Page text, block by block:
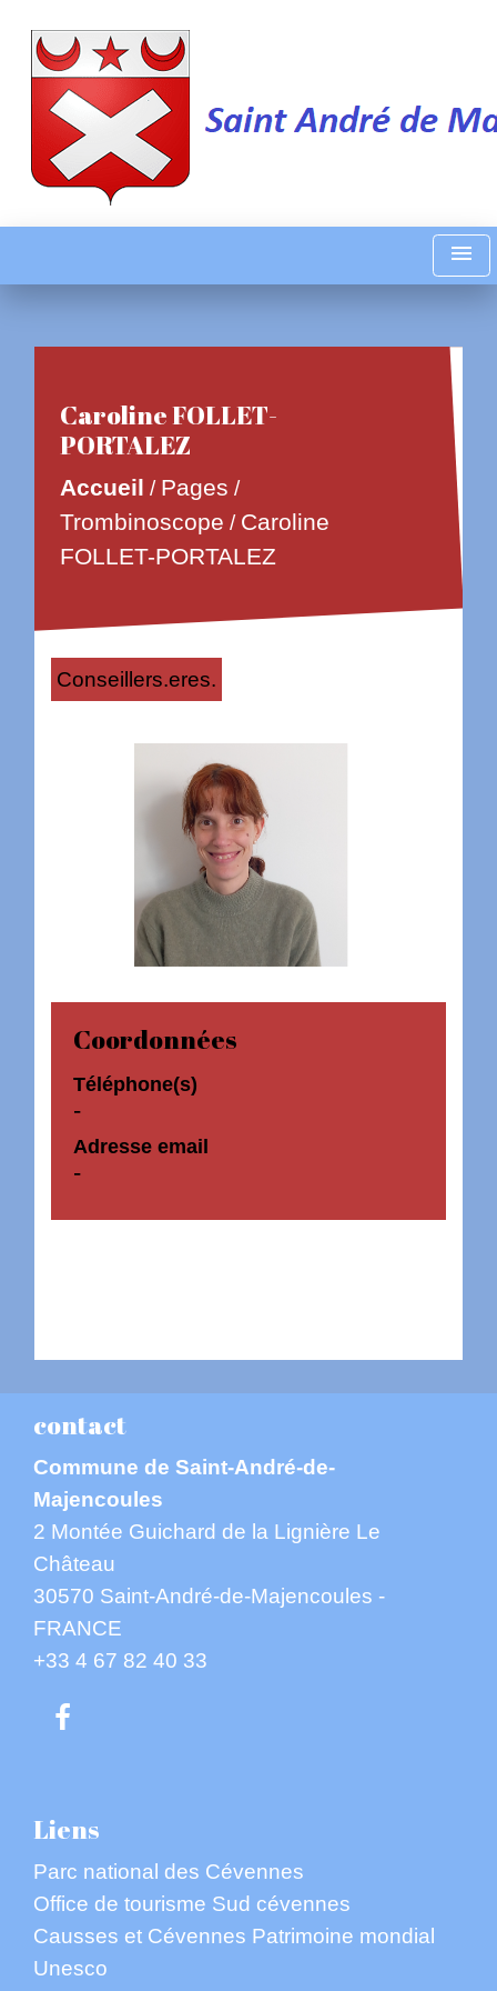
menu
Caroline FOLLET-
PORTALEZ
Accueil / Pages /
Trombinoscope / Caroline
FOLLET-PORTALEZ
Conseillers.eres.
Coordonnées
Téléphone(s)
-
Adresse email
-
contact
Commune de Saint-André-de-
Majencoules
2 Montée Guichard de la Lignière Le
Château
30570 Saint-André-de-Majencoules -
FRANCE
+33 4 67 82 40 33
Liens
Parc national des Cévennes
Office de tourisme Sud cévennes
Causses et Cévennes Patrimoine mondial
Unesco